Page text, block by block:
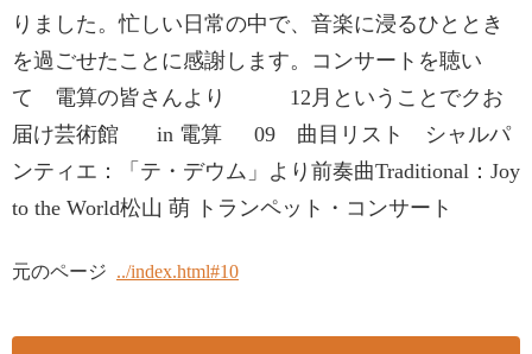
りました。忙しい日常の中で、音楽に浸るひととき
を過ごせたことに感謝します。コンサートを聴い
て 電算の皆さんより 12月ということでクお
届け芸術館 in 電算 09 曲目リスト シャルパ
ンティエ：「テ・デウム」より前奏曲Traditional：Joy
to the World松山 萌 トランペット・コンサート
元のページ ../index.html#10